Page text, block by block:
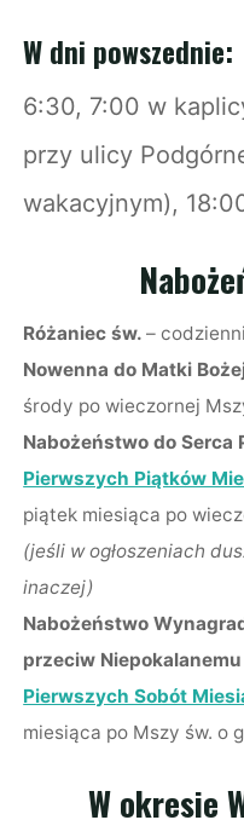
W dni powszednie:
6:30, 7:00 w
przy ulicy
wakacyjnym),
Różaniec św.–
Nowenna do Matki
środy po wieczornej
Nabożeństwo do Serca
Pierwszych Piątków
piątek miesiąca po
(jeśli w ogłoszeniach
inaczej)
Nabożeństwo
przeciw
Pierwszych Sobót
miesiąca po Mszy św. o
W okresie